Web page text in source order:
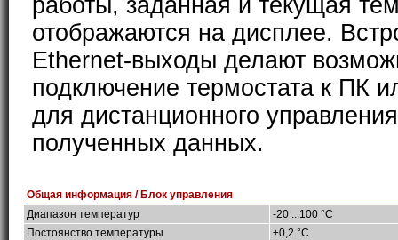
работы, заданная и текущая
отображаются на дисплее.
Ethernet-выходы делают
подключение термостата к ПК
для дистанционного
полученных данных.
Общая информация / Блок управления
Диапазон температур
-20 ...100 °C
Постоянство температуры
±0,2 °C